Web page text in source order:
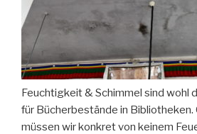
Feuchtigkeit & Schimmel sind wohl
für Bücherbestände in Bibliotheken.
müssen wir konkret von keinem